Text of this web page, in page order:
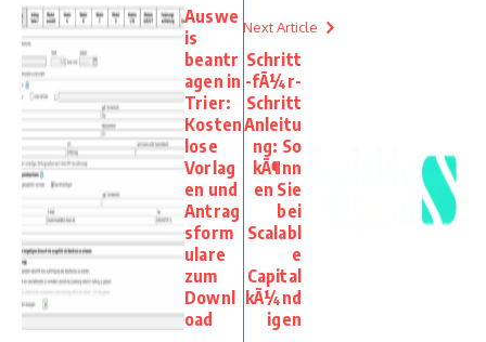
Auswe
is
beantr
agen in
Trier:
Kosten
lose
Vorlag
en und
Antrag
sform
ulare
zum
Downl
oad
Next Article
Schritt
-fÃ¼r-
Schritt
Anleitu
ng: So
kÃ¶nn
en Sie
bei
Scalabl
e
Capital
kÃ¼nd
igen